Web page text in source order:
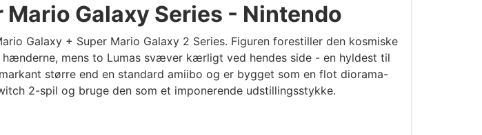
Galaxy Series - Nintendo
Galaxy + Super Mario Galaxy 2 Series. Figuren forestiller den kosmiske
mens to Lumas svæver kærligt ved hendes side - en hyldest til
større end en standard amiibo og er bygget som en flot diorama-
2-spil og bruge den som et imponerende udstillingsstykke.